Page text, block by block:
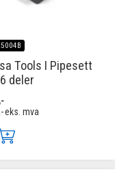
Tools I Pipesett
deler
eks. mva